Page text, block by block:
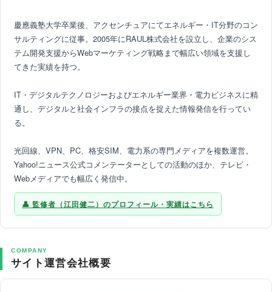
慶應義塾大学卒業後、アクセンチュアにてエネルギー・IT分野のコン
サルティングに従事。2005年にRAUL株式会社を設立し、企業のシス
テム開発支援からWebマーケティング戦略まで幅広い領域を支援し
てきた実績を持つ。
IT・デジタルテクノロジーおよびエネルギー業界・電力ビジネスに精
通し、デジタルと社会インフラの接点を捉えた情報発信を行ってい
る。
光回線、VPN、PC、格安SIM、電力系の専門メディアを複数運営。
Yahoo!ニュース公式コメンテーターとしての活動のほか、テレビ・
Webメディアでも幅広く発信中。
監修者（江田健二）のプロフィール・実績はこちら
COMPANY
サイト運営会社概要